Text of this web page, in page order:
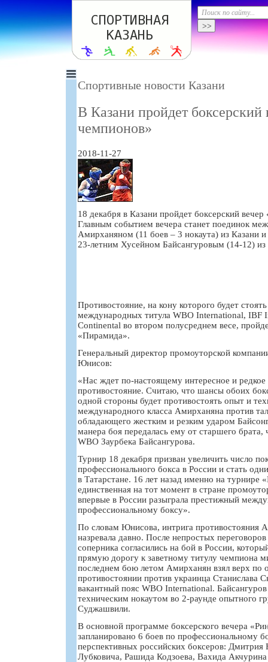
Спортивные новости Казани
В Казани пройдет боксерский
чемпионов»
2018-11-27
18 декабря в Казани пройдет боксерский
Главным событием вечера станет поединок
Амирханяном (11 боев – 3 нокаута) из Казани
23-летним Хусейном Байсангуровым (14-12) из
Противостояние, на кону которого будет
международных титула WBO International, IBF
Continental во втором полусреднем весе,
«Пирамида».
Генеральный директор промоуторской
Юнисов:
«Нас ждет по-настоящему интересное и
противостояние. Считаю, что шансы обоих
одной стороны будет противостоять опыт и
международного класса Амирханяна против
обладающего жестким и резким ударом
манера боя передалась ему от старшего
WBO Заурбека Байсангурова.
Турнир 18 декабря призван увеличить число
профессионального бокса в России и стать
в Татарстане. 16 лет назад именно на турнире
единственная на тот момент в стране
впервые в России разыграла престижный
профессиональному боксу».
По словам Юнисова, интрига противостояния
назревала давно. После непростых
соперника согласились на бой в России,
прямую дорогу к заветному титулу чемпиона
последнем бою летом Амирханян взял верх по
противостоянии против украинца Станислава
вакантный пояс WBO International.
техническим нокаутом во 2-раунде опытного
Суджашвили.
В основной программе боксерского вечера
запланировано 6 боев по профессиональному
перспективных российских боксеров: Дмитрия
Лубковича, Рашида Кодзоева, Вахида